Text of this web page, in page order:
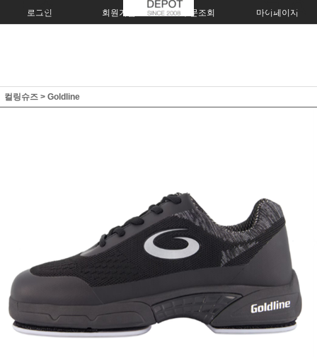
로그인 회원가입 주문조회 마이페이지
컬링슈즈 > Goldline